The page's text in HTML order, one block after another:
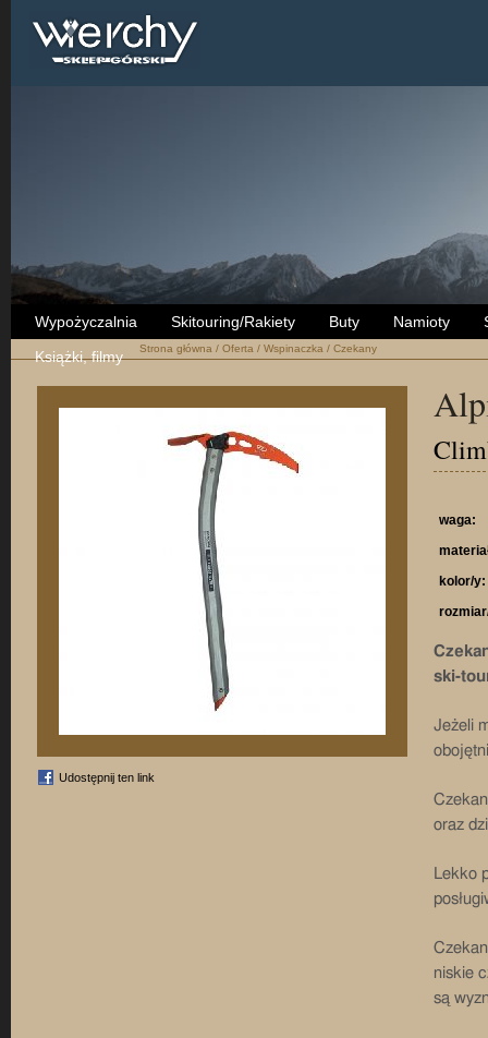
Wypożyczalnia Skitouring/Rakiety Buty Namioty
Książki, filmy
Strona główna / Oferta / Wspinaczka / Czekany
Udostępnij ten link
waga:
kolor/y:
ski-
Jeżeli
oraz
Lekko
niskie
są